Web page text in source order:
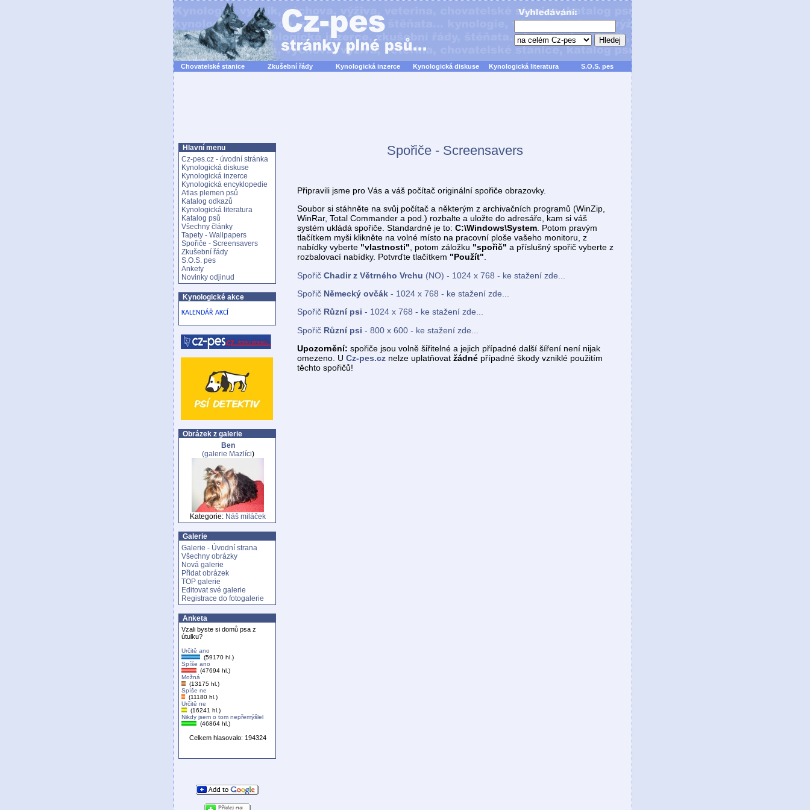
Chovatelské stanice Zkušební řády Kynologická inzerce Kynologická diskuse Kynologická literatura S.O.S. pes
Hlavní menu
Cz-pes.cz - úvodní stránka
Kynologická diskuse
Kynologická inzerce
Kynologická encyklopedie
Atlas plemen psů
Katalog odkazů
Kynologická literatura
Katalog psů
Všechny články
Tapety - Wallpapers
Spořiče - Screensavers
Zkušební řády
S.O.S. pes
Ankety
Novinky odjinud
Kynologické akce
KALENDÁŘ AKCÍ
Obrázek z galerie
Ben
(galerie Mazlíci)
Kategorie: Náš miláček
Galerie
Galerie - Úvodní strana
Všechny obrázky
Nová galerie
Přidat obrázek
TOP galerie
Editovat své galerie
Registrace do fotogalerie
Anketa
Vzali byste si domů psa z
útulku?
Určitě ano
(59170 hl.)
Spíše ano
(47694 hl.)
Možná
(13175 hl.)
Spíše ne
(11180 hl.)
Určitě ne
(16241 hl.)
Nikdy jsem o tom nepřemýšlel
(46864 hl.)
Celkem hlasovalo: 194324
Spořiče - Screensavers
Připravili jsme pro Vás a váš počítač originální spořiče obrazovky.
Soubor si stáhněte na svůj počítač a některým z archivačních programů (WinZip,
WinRar, Total Commander a pod.) rozbalte a uložte do adresáře, kam si váš
systém ukládá spořiče. Standardně je to: C:\Windows\System. Potom pravým
tlačítkem myši klikněte na volné místo na pracovní ploše vašeho monitoru, z
nabídky vyberte "vlastnosti", potom záložku "spořič" a příslušný spořič vyberte z
rozbalovací nabídky. Potvrďte tlačítkem "Použít".
Spořič Chadir z Větrného Vrchu (NO) - 1024 x 768 - ke stažení zde...
Spořič Německý ovčák - 1024 x 768 - ke stažení zde...
Spořič Různí psi - 1024 x 768 - ke stažení zde...
Spořič Různí psi - 800 x 600 - ke stažení zde...
Upozornění: spořiče jsou volně šiřitelné a jejich případné další šíření není nijak
omezeno. U Cz-pes.cz nelze uplatňovat žádné případné škody vzniklé použitím
těchto spořičů!